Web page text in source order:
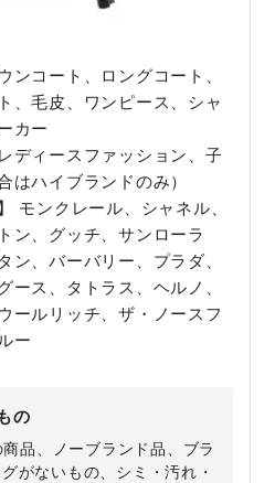
ンコート、ロングコート、
、毛皮、ワンピース、シャ
カー
ディースファッション、子
はハイブランドのみ）
モンクレール、シャネル、
ン、グッチ、サンローラ
ン、バーバリー、プラダ、
ース、タトラス、ヘルノ、
ールリッチ、ザ・ノースフ
ー
の
品、ノーブランド品、ブラ
がないもの、シミ・汚れ・